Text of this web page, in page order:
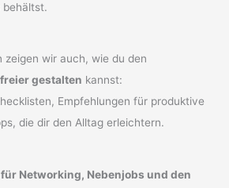
behältst.
zeigen wir auch, wie du den
gestalten kannst:
Empfehlungen für produktive
die dir den Alltag erleichtern.
Networking, Nebenjobs und den